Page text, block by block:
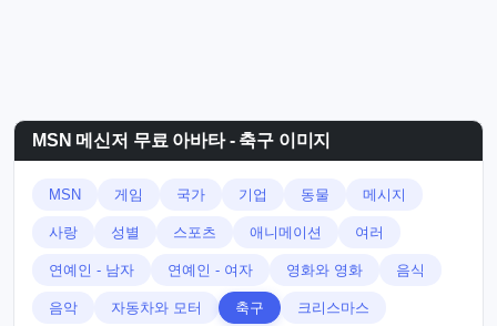
MSN 메신저 무료 아바타 - 축구 이미지
MSN 게임 국가 기업 동물 메시지
사랑 성별 스포츠 애니메이션 여러
연예인 - 남자 연예인 - 여자 영화와 영화 음식
음악 자동차와 모터 축구 크리스마스